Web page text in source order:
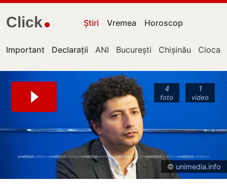
Click Știri Vremea Horoscop
Important Declarații ANI București Chișinău
4
foto
1
video
© unimedia.info